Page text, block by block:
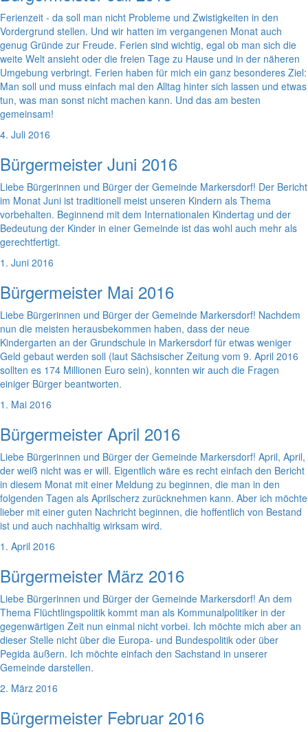
Ferienzeit - da soll man nicht Probleme und Zwistigkeiten in den
Vordergrund stellen. Und wir hatten im vergangenen Monat auch
genug Gründe zur Freude. Ferien sind wichtig, egal ob man sich die
weite Welt ansieht oder die freien Tage zu Hause und in der näheren
Umgebung verbringt. Ferien haben für mich ein ganz besonderes Ziel:
Man soll und muss einfach mal den Alltag hinter sich lassen und etwas
tun, was man sonst nicht machen kann. Und das am besten
gemeinsam!
4. Juli 2016
Bürgermeister Juni 2016
Liebe Bürgerinnen und Bürger der Gemeinde Markersdorf! Der Bericht
im Monat Juni ist traditionell meist unseren Kindern als Thema
vorbehalten. Beginnend mit dem Internationalen Kindertag und der
Bedeutung der Kinder in einer Gemeinde ist das wohl auch mehr als
gerechtfertigt.
1. Juni 2016
Bürgermeister Mai 2016
Liebe Bürgerinnen und Bürger der Gemeinde Markersdorf! Nachdem
nun die meisten herausbekommen haben, dass der neue
Kindergarten an der Grundschule in Markersdorf für etwas weniger
Geld gebaut werden soll (laut Sächsischer Zeitung vom 9. April 2016
sollten es 174 Millionen Euro sein), konnten wir auch die Fragen
einiger Bürger beantworten.
1. Mai 2016
Bürgermeister April 2016
Liebe Bürgerinnen und Bürger der Gemeinde Markersdorf! April, April,
der weiß nicht was er will. Eigentlich wäre es recht einfach den Bericht
in diesem Monat mit einer Meldung zu beginnen, die man in den
folgenden Tagen als Aprilscherz zurücknehmen kann. Aber ich möchte
lieber mit einer guten Nachricht beginnen, die hoffentlich von Bestand
ist und auch nachhaltig wirksam wird.
1. April 2016
Bürgermeister März 2016
Liebe Bürgerinnen und Bürger der Gemeinde Markersdorf! An dem
Thema Flüchtlingspolitik kommt man als Kommunalpolitiker in der
gegenwärtigen Zeit nun einmal nicht vorbei. Ich möchte mich aber an
dieser Stelle nicht über die Europa- und Bundespolitik oder über
Pegida äußern. Ich möchte einfach den Sachstand in unserer
Gemeinde darstellen.
2. März 2016
Bürgermeister Februar 2016